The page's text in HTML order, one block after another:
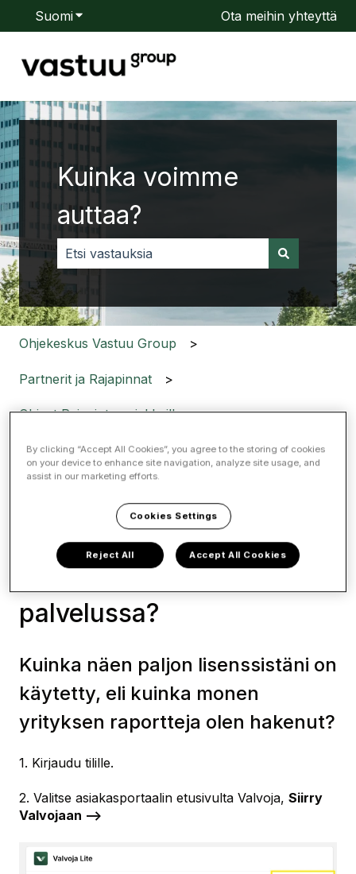
SuomiNäytä käännöksien alavalikkoOta meihin yhteyttä
Kuinka voimme
auttaa?
Ehdotuksia ei ole, koska hakukenttä on tyhjä.
Ohjekeskus Vastuu Group
Partnerit ja Rajapinnat
Ohjeet Rajapinta-asiakkaille
Miten seurata
järjestelmätoimittajien
(rajapintojen) kautta
haettuja yrityksiä Valvoja-
palvelussa?
Kuinka näen paljon lisenssistäni on
käytetty, eli kuinka monen
yrityksen raportteja olen hakenut?
1. Kirjaudu tilille.
2. Valitse asiakasportaalin etusivulta Valvoja, Siirry
Valvojaan -->
By clicking “Accept All Cookies”, you agree to the storing of cookies
on your device to enhance site navigation, analyze site usage, and
assist in our marketing efforts.
Cookies Settings
Reject All Accept All Cookies